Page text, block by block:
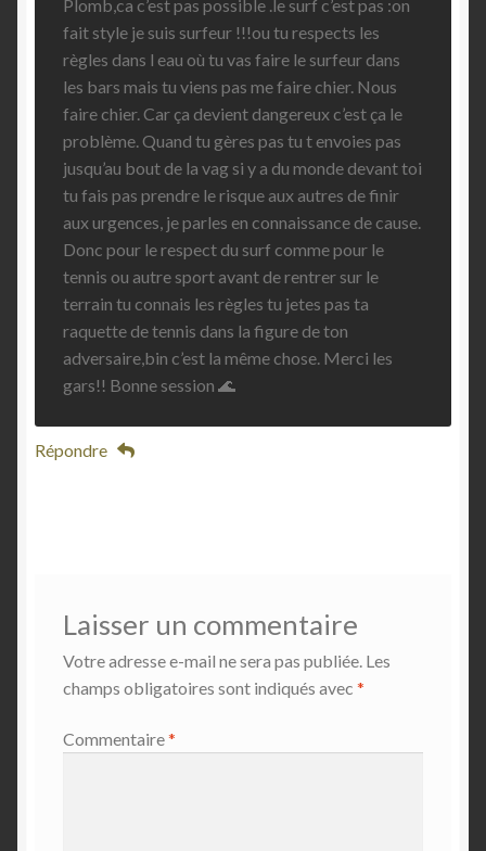
Plomb,ca c’est pas possible .le surf c’est pas :on
fait style je suis surfeur !!!ou tu respects les
règles dans l eau où tu vas faire le surfeur dans
les bars mais tu viens pas me faire chier. Nous
faire chier. Car ça devient dangereux c’est ça le
problème. Quand tu gères pas tu t envoies pas
jusqu’au bout de la vag si y a du monde devant toi
tu fais pas prendre le risque aux autres de finir
aux urgences, je parles en connaissance de cause.
Donc pour le respect du surf comme pour le
tennis ou autre sport avant de rentrer sur le
terrain tu connais les règles tu jetes pas ta
raquette de tennis dans la figure de ton
adversaire,bin c’est la même chose. Merci les
gars!! Bonne session 🌊
Répondre
Laisser un commentaire
Votre adresse e-mail ne sera pas publiée. Les
champs obligatoires sont indiqués avec *
Commentaire*